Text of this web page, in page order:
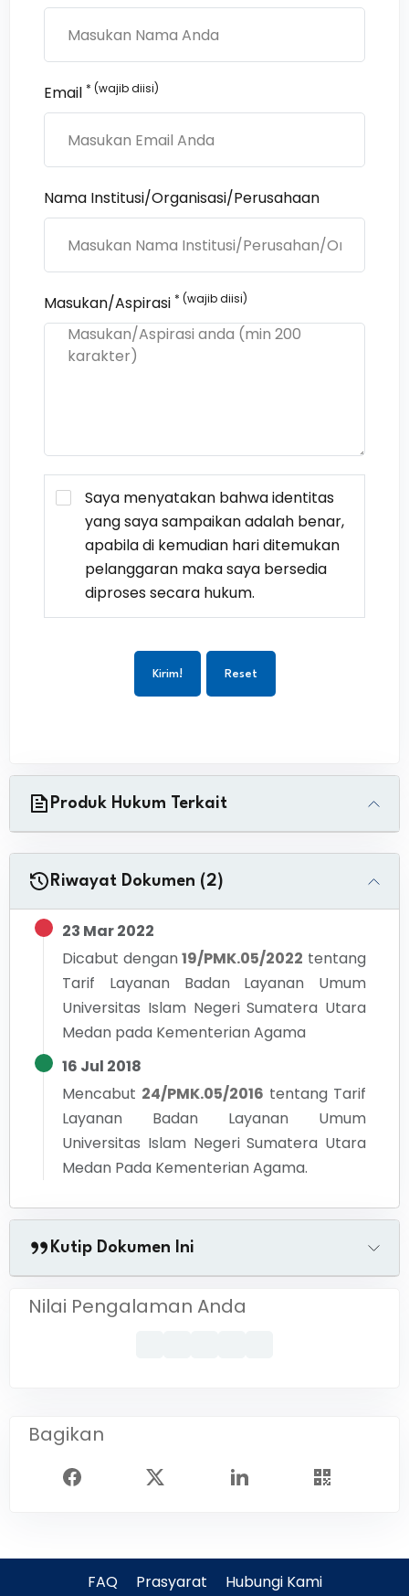
Email * (wajib diisi)
Nama Institusi/Organisasi/Perusahaan
Masukan/Aspirasi * (wajib diisi)
Saya menyatakan bahwa identitas
yang saya sampaikan adalah benar,
apabila di kemudian hari ditemukan
pelanggaran maka saya bersedia
diproses secara hukum.
Kirim! Reset
Produk Hukum Terkait
Riwayat Dokumen (2)
23 Mar 2022
Dicabut dengan 19/PMK.05/2022 tentang
Tarif Layanan Badan Layanan Umum
Universitas Islam Negeri Sumatera Utara
Medan pada Kementerian Agama
16 Jul 2018
Mencabut 24/PMK.05/2016 tentang Tarif
Layanan Badan Layanan Umum
Universitas Islam Negeri Sumatera Utara
Medan Pada Kementerian Agama.
Kutip Dokumen Ini
Nilai Pengalaman Anda
Bagikan
FAQ Prasyarat Hubungi Kami